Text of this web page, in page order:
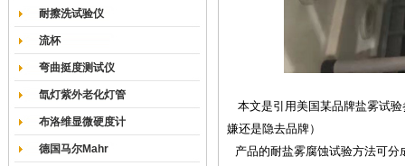
耐擦洗试验仪
流杯
弯曲挺度测试仪
氙灯紫外老化灯管
布洛维显微硬度计
德国马尔Mahr
本文是引用美国某品牌盐雾试验
嫌还是隐去品牌）
产品的耐盐雾腐蚀试验方法可分